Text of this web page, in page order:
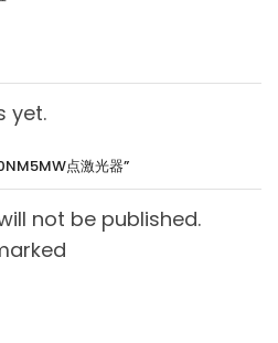
yet.
点激光器”
not be published.